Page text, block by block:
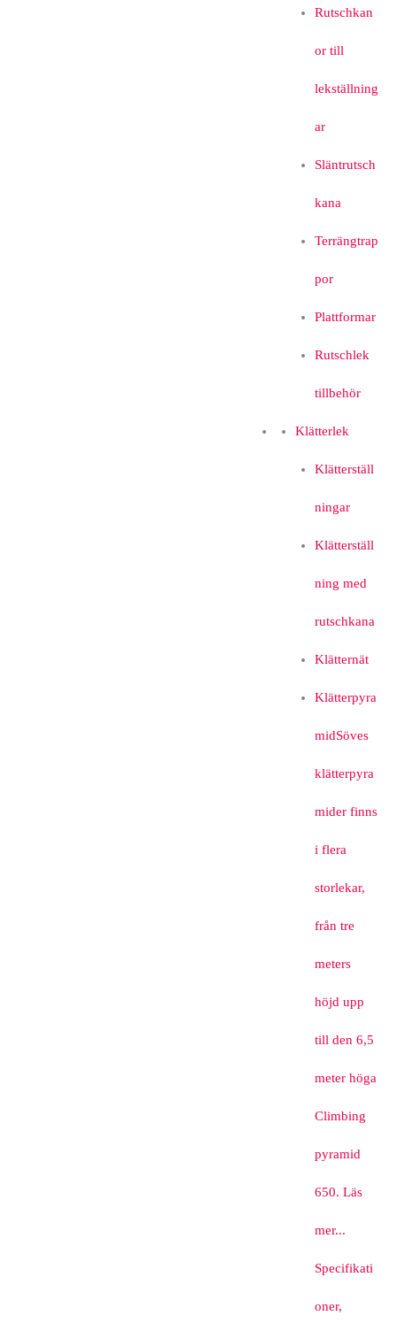
Rutschkan
or till
lekställning
ar
Släntrutsch
kana
Terrängtrap
por
Plattformar
Rutschlek
tillbehör
Klätterlek
Klätterställ
ningar
Klätterställ
ning med
rutschkana
Klätternät
Klätterpyra
midSöves
klätterpyra
mider finns
i flera
storlekar,
från tre
meters
höjd upp
till den 6,5
meter höga
Climbing
pyramid
650. Läs
mer...
Specifikati
oner,